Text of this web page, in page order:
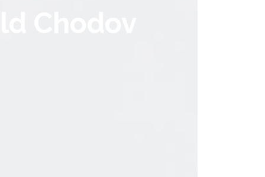
Chodov